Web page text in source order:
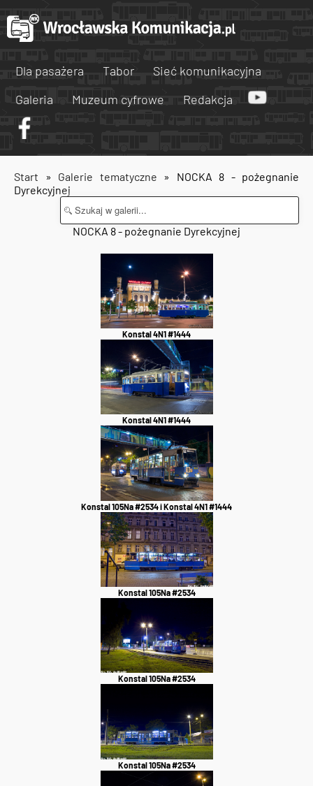
Dla pasażera Tabor
Sieć komunikacyjna
Galeria
Muzeum cyfrowe Redakcja
Start » Galerie tematyczne » NOCKA 8 - pożegnanie
Dyrekcyjnej
NOCKA 8 - pożegnanie Dyrekcyjnej
Konstal 4N1 #1444
Konstal 4N1 #1444
Konstal 105Na #2534 i Konstal 4N1 #1444
Konstal 105Na #2534
Konstal 105Na #2534
Konstal 105Na #2534